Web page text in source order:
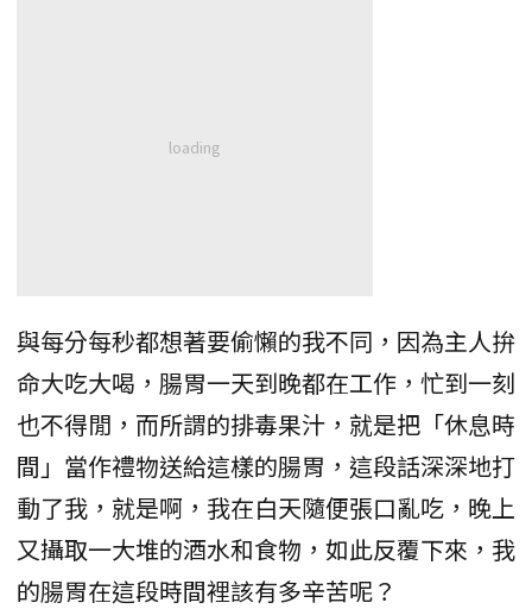
與每分每秒都想著要偷懶的我不同，因為主人拚
命大吃大喝，腸胃一天到晚都在工作，忙到一刻
也不得閒，而所謂的排毒果汁，就是把「休息時
間」當作禮物送給這樣的腸胃，這段話深深地打
動了我，就是啊，我在白天隨便張口亂吃，晚上
又攝取一大堆的酒水和食物，如此反覆下來，我
的腸胃在這段時間裡該有多辛苦呢？